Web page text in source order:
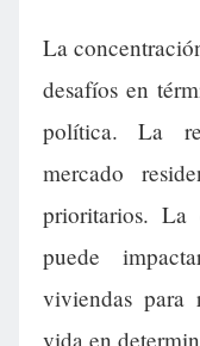
La
desafíos en
política. La
mercado
prioritarios. La
puede
viviendas para
vida en